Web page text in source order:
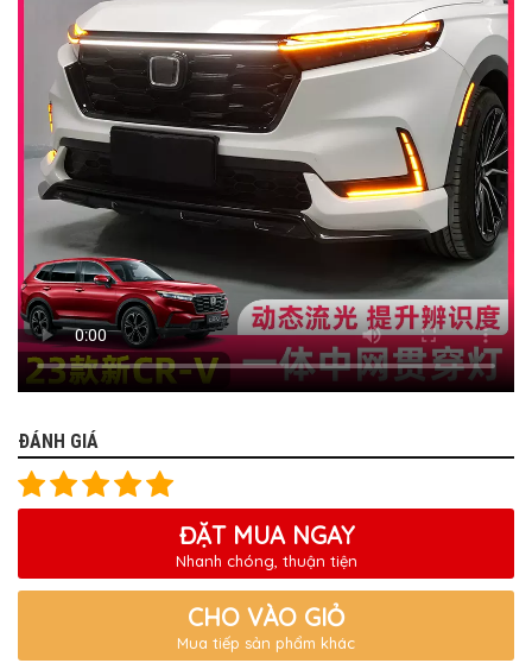
ĐÁNH GIÁ
ĐẶT MUA NGAY
Nhanh chóng, thuận tiện
CHO VÀO GIỎ
Mua tiếp sản phẩm khác